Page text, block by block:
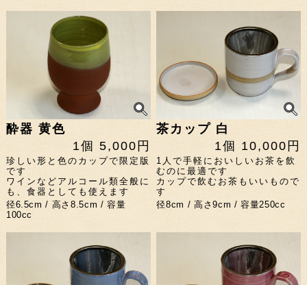
酔器 黄色
1個 5,000円
珍しい形と色のカップで限定版
です
ワインなどアルコール類全般に
も、食器としても使えます
径6.5cm / 高さ8.5cm / 容量
100cc
茶カップ 白
1個 10,000円
1人で手軽においしいお茶を飲
むのに最適です
カップで飲むお茶もいいもので
す
径8cm / 高さ9cm / 容量250cc